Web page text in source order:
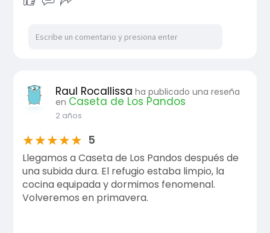
Raul Rocallissa ha publicado una reseña
en Caseta de Los Pandos
2 años
★★★★★ 5
Llegamos a Caseta de Los Pandos después de
una subida dura. El refugio estaba limpio, la
cocina equipada y dormimos fenomenal.
Volveremos en primavera.